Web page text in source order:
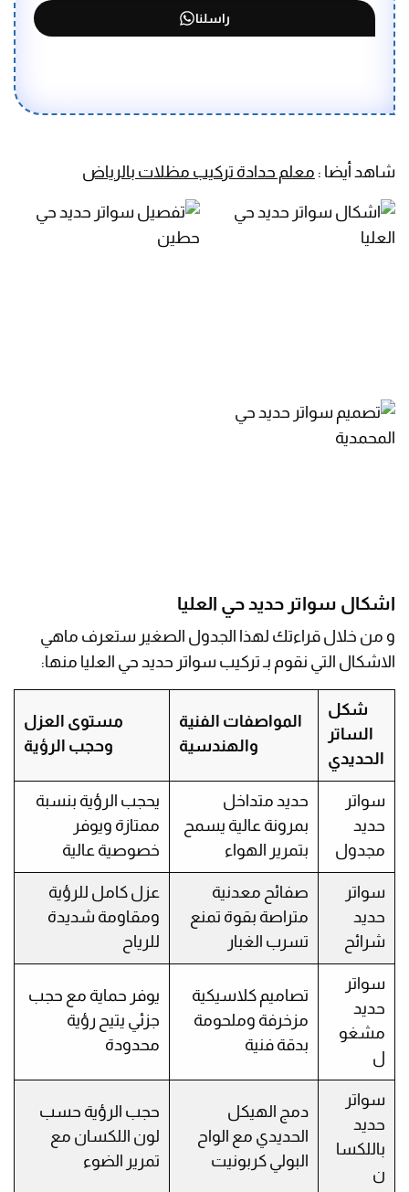
راسلنا
شاهد أيضا : معلم حدادة تركيب مظلات بالرياض
اشكال سواتر حديد حي العليا
و من خلال قراءتك لهذا الجدول الصغير ستعرف ماهي
الاشكال التي نقوم بـ تركيب سواتر حديد حي العليا منها:
شكل
الساتر
الحديدي
المواصفات الفنية
والهندسية
مستوى العزل
وحجب الرؤية
سواتر
حديد
مجدول
حديد متداخل
بمرونة عالية يسمح
بتمرير الهواء
يحجب الرؤية بنسبة
ممتازة ويوفر
خصوصية عالية
سواتر
حديد
شرائح
صفائح معدنية
متراصة بقوة تمنع
تسرب الغبار
عزل كامل للرؤية
ومقاومة شديدة
للرياح
سواتر
حديد
مشغو
ل
تصاميم كلاسيكية
مزخرفة وملحومة
بدقة فنية
يوفر حماية مع حجب
جزئي يتيح رؤية
محدودة
سواتر
حديد
باللكسا
ن
دمج الهيكل
الحديدي مع الواح
البولي كربونيت
حجب الرؤية حسب
لون اللكسان مع
تمرير الضوء